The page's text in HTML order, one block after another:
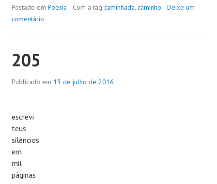
Postado em Poesia Com a tag caminhada, caminho
Deixe um
comentário
205
Publicado em 13 de julho de 2016
escrevi
teus
silêncios
em
mil
páginas